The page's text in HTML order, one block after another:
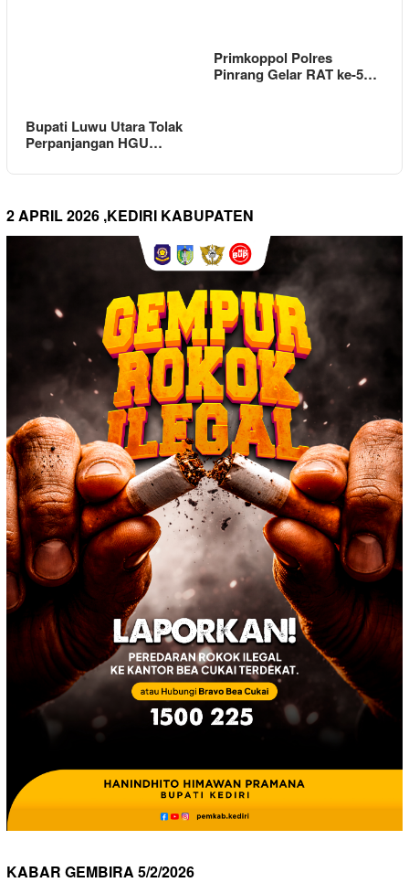
Bupati Luwu Utara Tolak
Perpanjangan HGU…
Primkoppol Polres
Pinrang Gelar RAT ke-5…
2 APRIL 2026 ,KEDIRI KABUPATEN
KABAR GEMBIRA 5/2/2026